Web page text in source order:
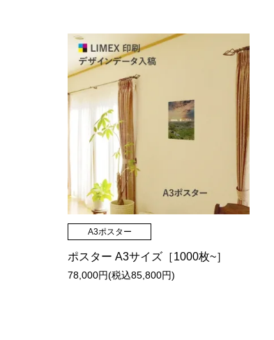
A3ポスター
ポスター A3サイズ［1000枚~］
78,000円(税込85,800円)